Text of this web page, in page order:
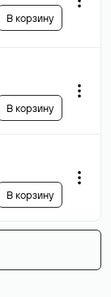
В корзину
В корзину
В корзину